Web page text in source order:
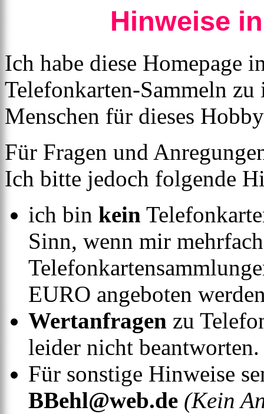
Hinweise
Ich habe diese Homepage
Telefonkarten-Sammeln
Menschen für dieses
Für Fragen und
Ich bitte jedoch folgende
ich bin kein
Sinn, wenn mir
EURO angeboten
Wertanfragen zu
leider nicht beantworten.
Für sonstige Hinweise
BBehl@web.de (Kein